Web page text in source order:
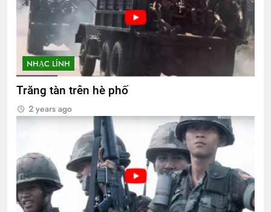
NHẠC LÍNH
Trăng tàn trên hè phố
2 years ago